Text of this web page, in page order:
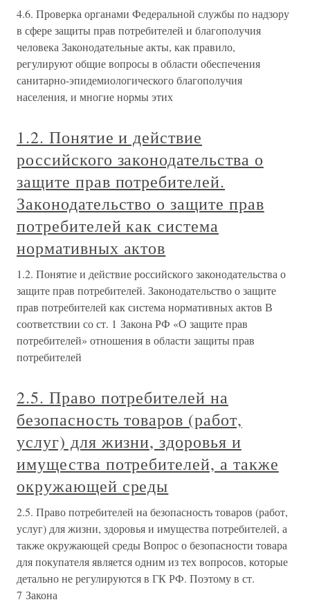
4.6. Проверка органами Федеральной службы по надзору
в сфере защиты прав потребителей и благополучия
человека Законодательные акты, как правило,
регулируют общие вопросы в области обеспечения
санитарно-эпидемиологического благополучия
населения, и многие нормы этих
1.2. Понятие и действие
российского законодательства о
защите прав потребителей.
Законодательство о защите прав
потребителей как система
нормативных актов
1.2. Понятие и действие российского законодательства о
защите прав потребителей. Законодательство о защите
прав потребителей как система нормативных актов В
соответствии со ст. 1 Закона РФ «О защите прав
потребителей» отношения в области защиты прав
потребителей
2.5. Право потребителей на
безопасность товаров (работ,
услуг) для жизни, здоровья и
имущества потребителей, а также
окружающей среды
2.5. Право потребителей на безопасность товаров (работ,
услуг) для жизни, здоровья и имущества потребителей, а
также окружающей среды Вопрос о безопасности товара
для покупателя является одним из тех вопросов, которые
детально не регулируются в ГК РФ. Поэтому в ст.
7 Закона